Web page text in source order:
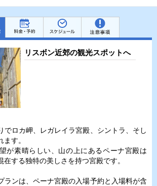
リスボン近郊の観光スポットへ
でロカ岬、レガレイラ宮殿、シントラ、そし
す。
が素晴らしい、山の上にあるペーナ宮殿は
する独特の美しさを持つ宮殿です。
ランは、ペーナ宮殿の入場予約と入場料が含